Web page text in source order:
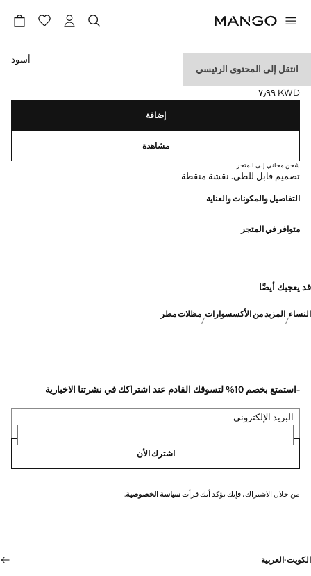
انتقل إلى المحتوى الرئيسي
مظلة بطبعة منقطة
السعر الحالي [KWD ٧٫٩٩ ]
KWD ٧٫٩٩
حدد اللون
أسود
إضافة
مشاهدة
شحن مجاني إلى المتجر
تصميم قابل للطي. نقشة منقطة
التفاصيل والمكونات والعناية
متوافر في المتجر
قد يعجبك أيضًا
النساء المزيد من الأكسسوارات مظلات مطر
-استمتع بخصم 10% لتسوقك القادم عند اشتراكك في نشرتنا الاخبارية
البريد الإلكتروني
اشترك الأن
من خلال الاشتراك، فإنك تؤكد أنك قرأتسياسة الخصوصية.
الكويت·العربية